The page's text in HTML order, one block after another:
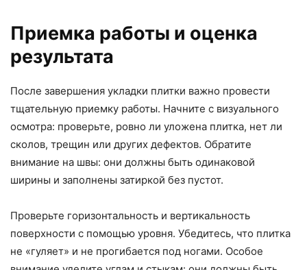
Приемка работы и оценка
результата
После завершения укладки плитки важно провести
тщательную приемку работы. Начните с визуального
осмотра: проверьте, ровно ли уложена плитка, нет ли
сколов, трещин или других дефектов. Обратите
внимание на швы: они должны быть одинаковой
ширины и заполнены затиркой без пустот.
Проверьте горизонтальность и вертикальность
поверхности с помощью уровня. Убедитесь, что плитка
не «гуляет» и не прогибается под ногами. Особое